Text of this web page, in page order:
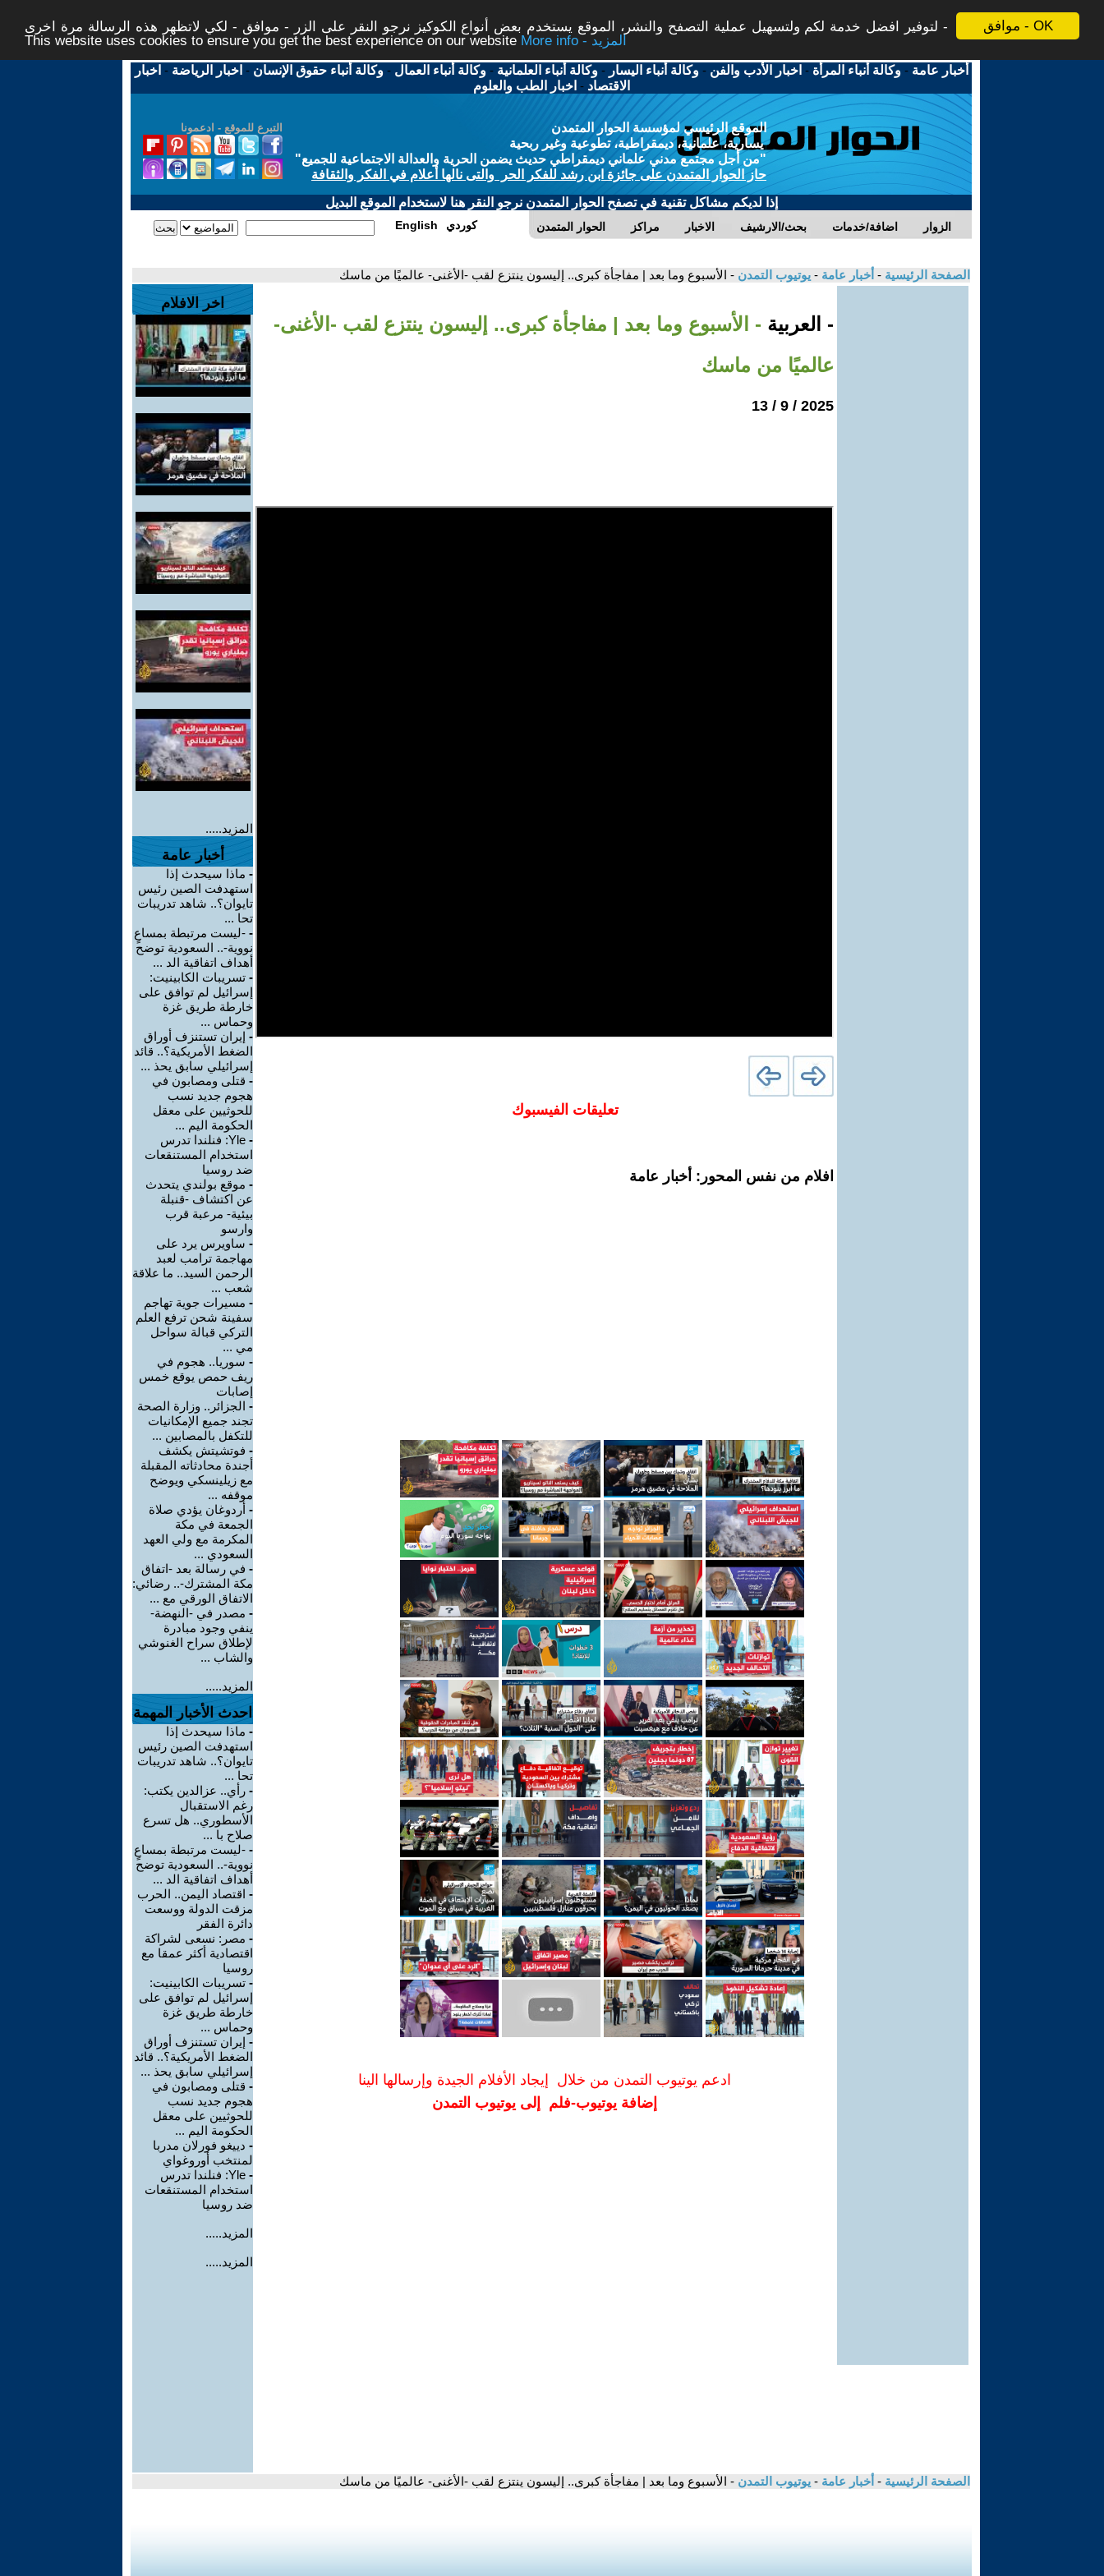
موافق - OK
لتوفير افضل خدمة لكم ولتسهيل عملية التصفح والنشر، الموقع يستخدم بعض أنواع الكوكيز نرجو النقر على الزر - موافق - لكي لاتظهر هذه الرسالة مرة اخرى -
This website uses cookies to ensure you get the best experience on our website
More info - المزيد
أخبار عامة -وكالة أنباء المرأة - اخبار الأدب والفن -وكالة أنباء اليسار -وكالة أنباء العلمانية -وكالة أنباء العمال -وكالة أنباء حقوق الإنسان - اخبار الرياضة - اخبار
الاقتصاد - اخبار الطب والعلوم
التبرع للموقع - ادعمونا
الموقع الرئيسي لمؤسسة الحوار المتمدن
يسارية، علمانية، ديمقراطية، تطوعية وغير ربحية
"من أجل مجتمع مدني علماني ديمقراطي حديث يضمن الحرية والعدالة الاجتماعية للجميع"
حاز الحوار المتمدن على جائزة ابن رشد للفكر الحر والتى نالها أعلام في الفكر والثقافة
إذا لديكم مشاكل تقنية في تصفح الحوار المتمدن نرجو النقر هنا لاستخدام الموقع البديل
الحوار المتمدن مراكز الاخبار بحث/الارشيف اضافة/خدمات الزوار English كوردي
الصفحة الرئيسية - أخبار عامة - يوتيوب التمدن - الأسبوع وما بعد | مفاجأة كبرى.. إليسون ينتزع لقب -الأغنى- عالميًا من ماسك
- العربية - الأسبوع وما بعد | مفاجأة كبرى.. إليسون ينتزع لقب -الأغنى-
عالميًا من ماسك
2025 / 9 / 13
تعليقات الفيسبوك
افلام من نفس المحور: أخبار عامة
ادعم يوتيوب التمدن من خلال إيجاد الأفلام الجيدة وإرسالها الينا
إضافة يوتيوب-فلم إلى يوتيوب التمدن
اخر الافلام
المزيد.....
أخبار عامة
- ماذا سيحدث إذا
استهدفت الصين رئيس
تايوان؟.. شاهد تدريبات
تحا ...
- -ليست مرتبطة بمساعٍ
نووية-.. السعودية توضح
أهداف اتفاقية الد ...
- تسريبات الكابينيت:
إسرائيل لم توافق على
خارطة طريق غزة
وحماس ...
- إيران تستنزف أوراق
الضغط الأمريكية؟.. قائد
إسرائيلي سابق يحذ ...
- قتلى ومصابون في
هجوم جديد نسب
للحوثيين على معقل
الحكومة اليم ...
-
Yle: فنلندا تدرس
استخدام المستنقعات
ضد روسيا
- موقع بولندي يتحدث
عن اكتشاف -قنبلة
بيئية- مرعبة قرب
وارسو
- ساويرس يرد على
مهاجمة ترامب لعبد
الرحمن السيد.. ما علاقة
شعب ...
- مسيرات جوية تهاجم
سفينة شحن ترفع العلم
التركي قبالة سواحل
مي ...
- سوريا.. هجوم في
ريف حمص يوقع خمس
إصابات
- الجزائر.. وزارة الصحة
تجند جميع الإمكانيات
للتكفل بالمصابين ...
- فوتشيتش يكشف
أجندة محادثاته المقبلة
مع زيلينسكي ويوضح
موقفه ...
- أردوغان يؤدي صلاة
الجمعة في مكة
المكرمة مع ولي العهد
السعودي ...
- في رسالة بعد -اتفاق
مكة المشترك-.. رضائي:
الاتفاق الورقي مع ...
- مصدر في -النهضة-
ينفي وجود مبادرة
لإطلاق سراح الغنوشي
والشاب ...
المزيد.....
احدث الأخبار المهمة
- ماذا سيحدث إذا
استهدفت الصين رئيس
تايوان؟.. شاهد تدريبات
تحا ...
- رأي.. عزالدين يكتب:
رغم الاستقبال
الأسطوري.. هل تسرع
صلاح با ...
- -ليست مرتبطة بمساعٍ
نووية-.. السعودية توضح
أهداف اتفاقية الد ...
- اقتصاد اليمن.. الحرب
مزقت الدولة ووسعت
دائرة الفقر
- مصر: نسعى لشراكة
اقتصادية أكثر عمقا مع
روسيا
- تسريبات الكابينيت:
إسرائيل لم توافق على
خارطة طريق غزة
وحماس ...
- إيران تستنزف أوراق
الضغط الأمريكية؟.. قائد
إسرائيلي سابق يحذ ...
- قتلى ومصابون في
هجوم جديد نسب
للحوثيين على معقل
الحكومة اليم ...
- دييغو فورلان مدربا
لمنتخب أوروغواي
-
Yle: فنلندا تدرس
استخدام المستنقعات
ضد روسيا
المزيد.....
المزيد.....
الصفحة الرئيسية - أخبار عامة - يوتيوب التمدن - الأسبوع وما بعد | مفاجأة كبرى.. إليسون ينتزع لقب -الأغنى- عالميًا من ماسك